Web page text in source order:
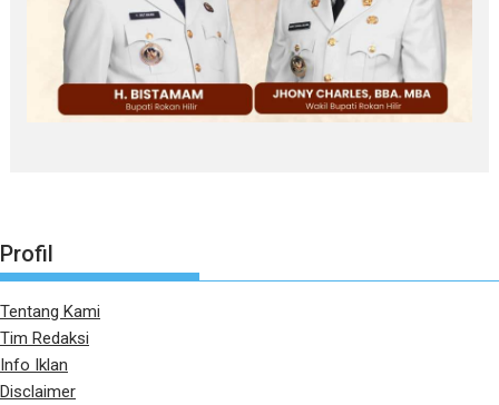
Profil
Tentang Kami
Tim Redaksi
Info Iklan
Disclaimer